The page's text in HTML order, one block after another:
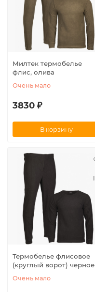
Милтек термобелье
флис, олива
Очень мало
3830 ₽
В корзину
Термобелье флисовое
(круглый ворот) черное
Очень мало